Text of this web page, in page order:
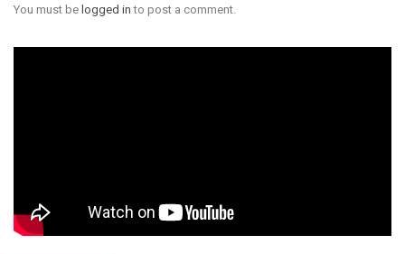
You must be logged in to post a comment.